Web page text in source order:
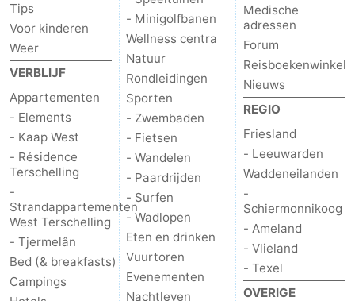
Boot
Waddenhoppen
Reisboekenwinkel
Medische
adressen
Regio
Friesland
-
Leeuwarden
Waddeneilanden
Tips
Voor kinderen
Weer
VERBLIJF
Appartementen
- Elements
- Kaap West
- Résidence
Terschelling
-
Strandappartementen
West Terschelling
- Tjermelân
Bed (& breakfasts)
Campings
- Minigolfbanen
Wellness centra
Natuur
Rondleidingen
Sporten
- Zwembaden
- Fietsen
- Wandelen
- Paardrijden
- Surfen
- Wadlopen
Eten en drinken
Vuurtoren
Evenementen
Nachtleven
Medische
adressen
Forum
Reisboekenwinkel
Nieuws
REGIO
Friesland
- Leeuwarden
Waddeneilanden
-
Schiermonnikoog
- Ameland
- Vlieland
- Texel
OVERIGE